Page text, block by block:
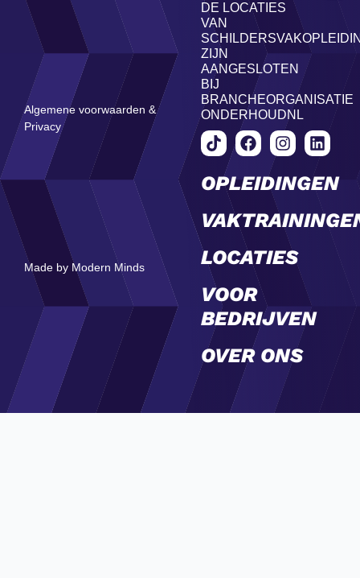
OPLEIDINGEN
LOCATIES
VOOR
BEDRIJVEN
OVER ONS
DE LOCATIES
VAN
ZIJN
AANGESLOTEN
BIJ
BRANCHEORGANISATIE
ONDERHOUDNL
Algemene voorwaarden &
Privacy
Made by Modern Minds